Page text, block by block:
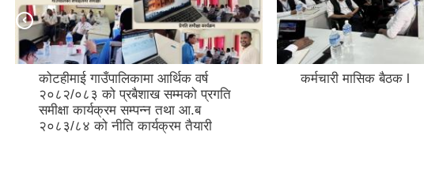
कोटहीमाई गाउँपालिकामा आर्थिक वर्ष
२०८२/०८३ को प्रबैशाख सम्मको प्रगति
समीक्षा कार्यक्रम सम्पन्न तथा आ.ब
२०८३/८४ को नीति कार्यक्रम तैयारी
कर्मचारी मासिक बैठक l